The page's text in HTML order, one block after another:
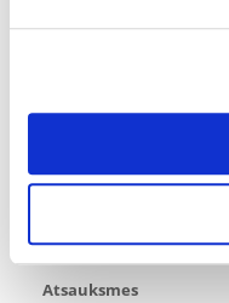
Parametri
Tikai reģistrēti
var dot tai vērtējumu. Ar
vidējais no visiem
publicēsim gan
Atsauksmes